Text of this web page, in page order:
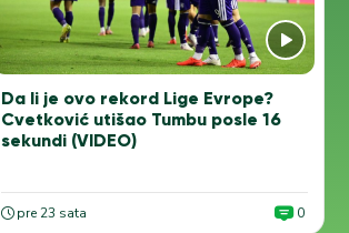
Da li je ovo rekord Lige Evrope?
Cvetković utišao Tumbu posle 16
sekundi (VIDEO)
pre 23 sata 0